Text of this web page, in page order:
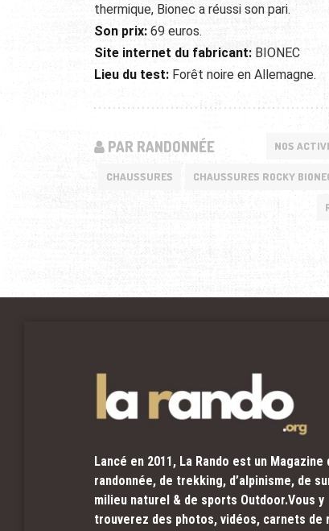
thermique, Bionec a réussi son pari.
Son prix: 69 euros.
Site internet du fabricant: BIONEC
Lieu du test: Forêt noire en Allemagne.
PAR RANDONNÉE NOS
CHAUSSURES CHAUSSURES ROCKY
Lancé en 2011, La Rando est un Magazine
randonnée, de trekking, d’alpinisme, de
milieu naturel & de sports Outdoor.Vous y
trouverez des photos, vidéos, carnets de